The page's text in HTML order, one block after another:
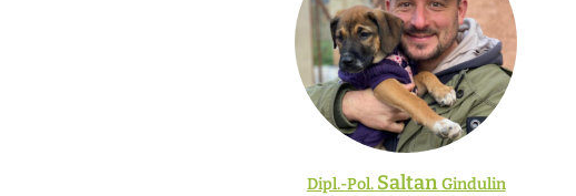
Dipl.-Pol. SaltanGindulin